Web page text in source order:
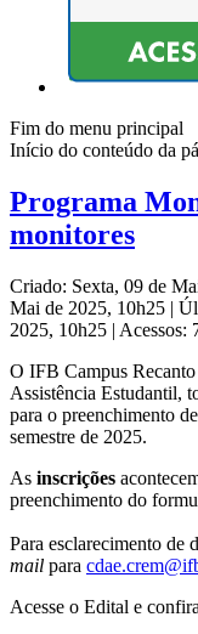
Fim do menu principal
Início do conteúdo da
Programa
monitores
Criado: Sexta, 09 de
Mai de 2025, 10h25 |
2025, 10h25 | Acessos:
O IFB Campus
Assistência Estudantil,
para o preenchimento
semestre de 2025.
As inscrições
preenchimento do
Para esclarecimento de
mail para
Acesse o Edital e